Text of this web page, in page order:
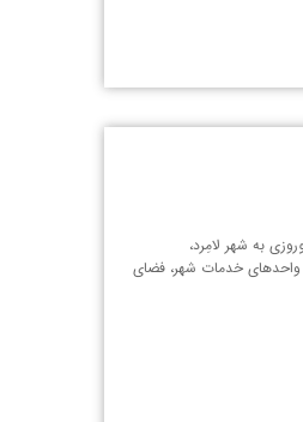
به شهر لامِرد،
واحدهای خدمات شهر، فضای